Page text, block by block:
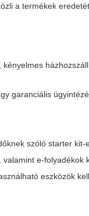
a termékek
garanciális
szóló starter
e-
eszközök